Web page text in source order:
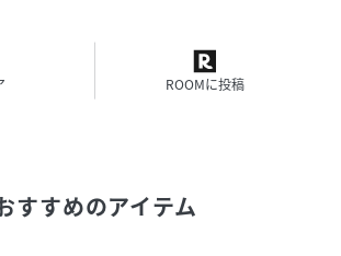
ROOMに投稿
すすめのアイテム